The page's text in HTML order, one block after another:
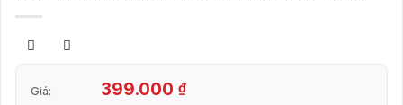
Giá: 399.000 ₫